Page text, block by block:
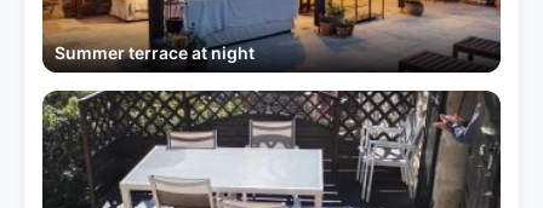
Summer terrace at night